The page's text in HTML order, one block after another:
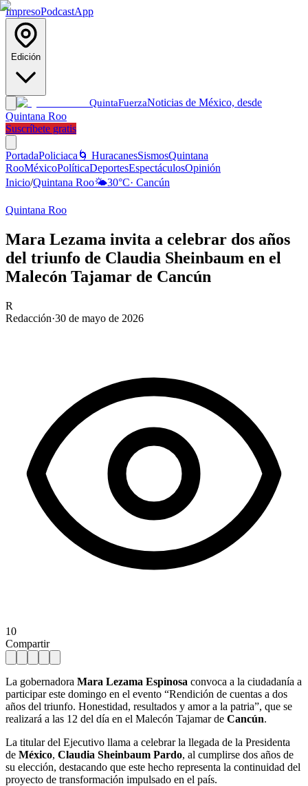
ImpresoPodcastApp
Edición
QuintaFuerzaNoticias de México, desde
Quintana Roo
Suscríbete gratis
PortadaPoliciaca 🌀 HuracanesSismosQuintana
RooMéxicoPolíticaDeportesEspectáculosOpinión
Inicio/Quintana Roo🌤️30°C· Cancún
Quintana Roo
Mara Lezama invita a celebrar dos años
del triunfo de Claudia Sheinbaum en el
Malecón Tajamar de Cancún
R
Redacción·30 de mayo de 2026
10
Compartir
La gobernadora Mara Lezama Espinosa convoca a la ciudadanía a
participar este domingo en el evento “Rendición de cuentas a dos
años del triunfo. Honestidad, resultados y amor a la patria”, que se
realizará a las 12 del día en el Malecón Tajamar de Cancún.
La titular del Ejecutivo llama a celebrar la llegada de la Presidenta
de México, Claudia Sheinbaum Pardo, al cumplirse dos años de
su elección, destacando que este hecho representa la continuidad del
proyecto de transformación impulsado en el país.